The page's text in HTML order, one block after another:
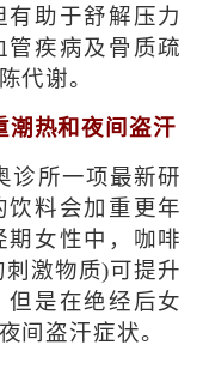
助于舒解压力
疾病及骨质疏
代谢。
潮热和夜间盗汗
诊所一项最新研
饮料会加重更年
女性中，咖啡
激物质)可提升
是在绝经后女
间盗汗症状。